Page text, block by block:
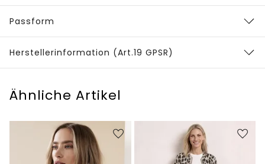
Passform
Herstellerinformation (Art.19 GPSR)
Ähnliche Artikel